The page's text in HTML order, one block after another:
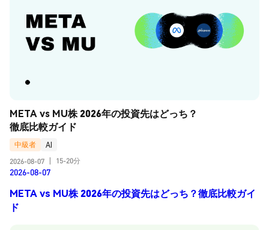
META vs MU株 2026年の投資先はどっち？
徹底比較ガイド
中級者
AI
2026-08-07
15-20分
2026-08-07
META vs MU株 2026年の投資先はどっち？徹底比較ガイ
ド